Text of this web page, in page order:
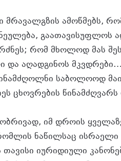
ამოწმებს,
გაათავისუფლოს
რომ მხოლოდ მას
და აღადგინოს
საბოლოოდ
ცხოვრების წინამძღვარს
იმ დროის
ნაწილსაც ისრაელი
იურიდიული